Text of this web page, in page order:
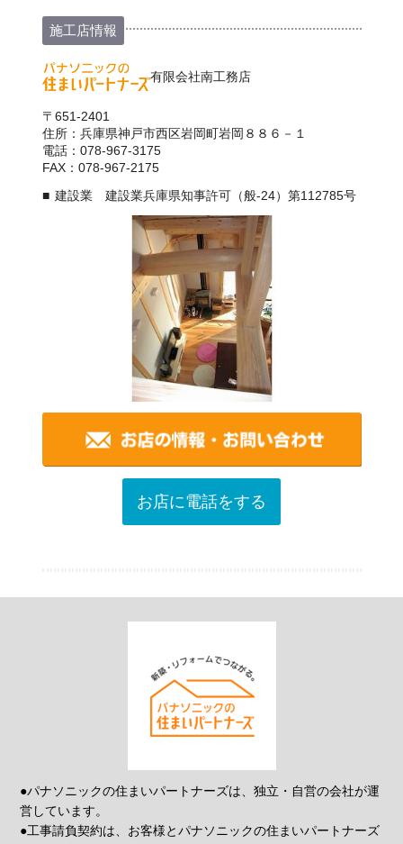
施工店情報
有限会社南工務店
〒651-2401
住所：兵庫県神戸市西区岩岡町岩岡８８６－１
電話：078-967-3175
FAX：078-967-2175
建設業 建設業兵庫県知事許可（般-24）第112785号
お店に電話をする
●パナソニックの住まいパートナーズは、独立・自営の会社が運
営しています。
●工事請負契約は、お客様とパナソニックの住まいパートナーズ